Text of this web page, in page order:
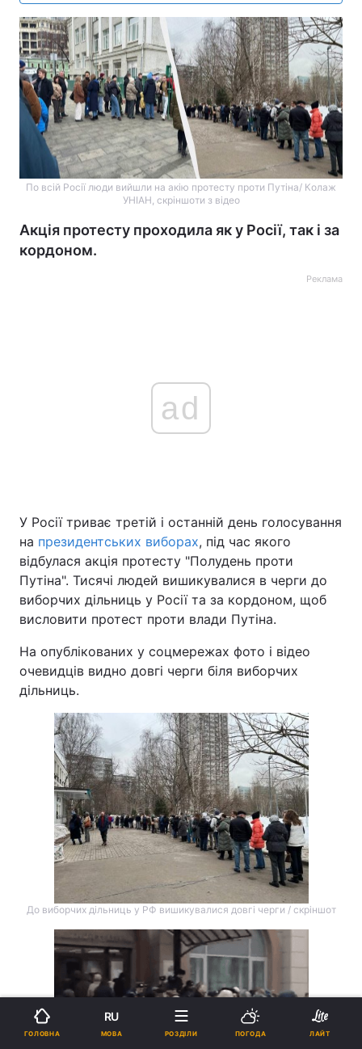
По всій Росії люди вийшли на акію протесту проти Путіна/ Колаж
УНІАН, скріншоти з відео
Акція протесту проходила як у Росії, так і за
кордоном.
Реклама
ad
У Росії триває третій і останній день голосування
на президентських виборах, під час якого
відбулася акція протесту "Полудень проти
Путіна". Тисячі людей вишикувалися в черги до
виборчих дільниць у Росії та за кордоном, щоб
висловити протест проти влади Путіна.
На опублікованих у соцмережах фото і відео
очевидців видно довгі черги біля виборчих
дільниць.
До виборчих дільниць у РФ вишикувалися довгі черги / скріншот
ГОЛОВНА
RU
МОВА РОЗДІЛИ ПОГОДА ЛАЙТ